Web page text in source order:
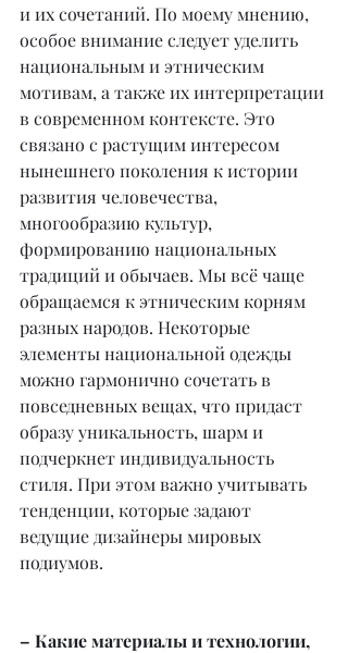
и их сочетаний. По моему мнению,
особое внимание следует уделить
национальным и этническим
мотивам, а также их интерпретации
в современном контексте. Это
связано с растущим интересом
нынешнего поколения к истории
развития человечества,
многообразию культур,
формированию национальных
традиций и обычаев. Мы всё чаще
обращаемся к этническим корням
разных народов. Некоторые
элементы национальной одежды
можно гармонично сочетать в
повседневных вещах, что придаст
образу уникальность, шарм и
подчеркнет индивидуальность
стиля. При этом важно учитывать
тенденции, которые задают
ведущие дизайнеры мировых
подиумов.
– Какие материалы и технологии,